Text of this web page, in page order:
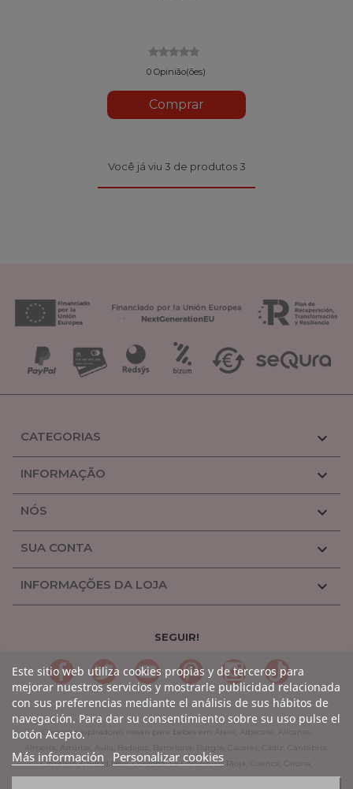
0 Opinião(ões)
Comprar
Você já viu 3 de produtos 3
CATEGORIAS 
INFORMAÇÃO 
NÓS 
SUA CONTA 
INFORMAÇÕES DA LOJA 
SEGUIR!
LinkedInGorjeio YouTubePinterestLinkedinTikTok
Este sitio web utiliza cookies propias y de terceros para
mejorar nuestros servicios y mostrarle publicidad relacionada
con sus preferencias mediante el análisis de sus hábitos de
navegación. Para dar su consentimiento sobre su uso pulse el
botón Acepto.
Más información Personalizar cookies
Comprar aspiradores nasais para bebês em Álava, Albacete, Alicante,
Almería, Astúrias, Ávila, Badajoz, Barcelona, Burgos, Cáceres, Cádiz, Cantábria,
Castellón, Ciudad Real, Córdoba, La Coruña, La Rioja, Cuenca, Girona,
Granada, Guadalajara, Guipúzcoa, Huelva, Huesca, Jaen, León, Lleida, Lugo,